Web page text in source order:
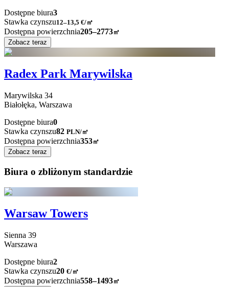
Dostępne biura3
Stawka czynszu12–13,5 €/㎡
Dostępna powierzchnia205–2773㎡
Zobacz teraz
Radex Park Marywilska
Marywilska 34
Białołęka, Warszawa
Dostępne biura0
Stawka czynszu82 PLN/㎡
Dostępna powierzchnia353㎡
Zobacz teraz
Biura o zbliżonym standardzie
Warsaw Towers
Sienna 39
Warszawa
Dostępne biura2
Stawka czynszu20 €/㎡
Dostępna powierzchnia558–1493㎡